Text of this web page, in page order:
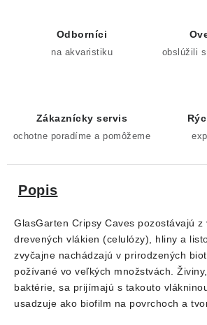
Odborníci
na akvaristiku obslúžili
Zákaznícky servis
ochotne poradíme a pomôžeme
Popis
GlasGarten Cripsy Caves pozostávajú
drevených vlákien (celulózy), hliny a
zvyčajne nachádzajú v prirodzených
požívané vo veľkých množstvách.
baktérie, sa prijímajú s takouto
usadzuje ako biofilm na povrchoch a